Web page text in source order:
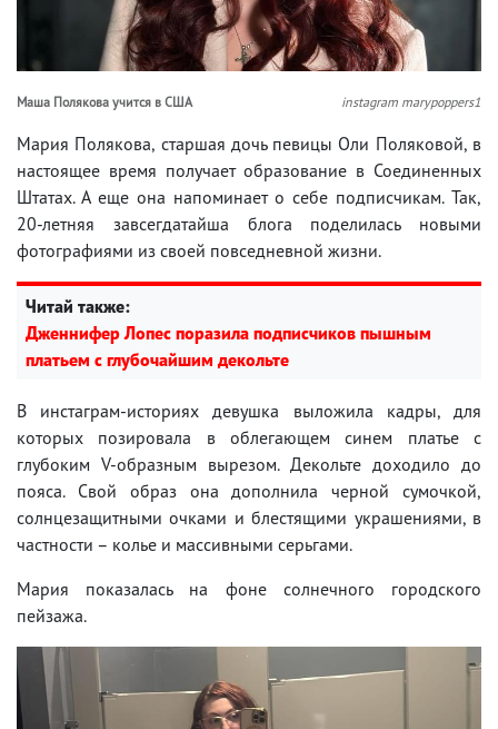
Маша Полякова учится в США instagram marypoppers1
Мария Полякова, старшая дочь певицы Оли Поляковой, в
настоящее время получает образование в Соединенных
Штатах. А еще она напоминает о себе подписчикам. Так,
20-летняя завсегдатайша блога поделилась новыми
фотографиями из своей повседневной жизни.
Читай также:
Дженнифер Лопес поразила подписчиков пышным
платьем с глубочайшим декольте
В инстаграм-историях девушка выложила кадры, для
которых позировала в облегающем синем платье с
глубоким V-образным вырезом. Декольте доходило до
пояса. Свой образ она дополнила черной сумочкой,
солнцезащитными очками и блестящими украшениями, в
частности – колье и массивными серьгами.
Мария показалась на фоне солнечного городского
пейзажа.